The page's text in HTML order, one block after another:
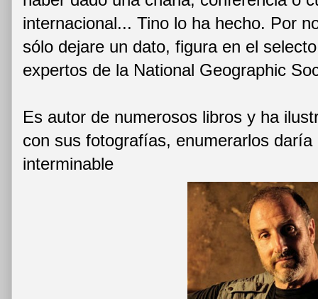
internacional... Tino lo ha hecho. Por
sólo dejare un dato, figura en el
expertos de la National Geographic
Es autor de numerosos libros y ha
con sus fotografías, enumerarlos
interminable